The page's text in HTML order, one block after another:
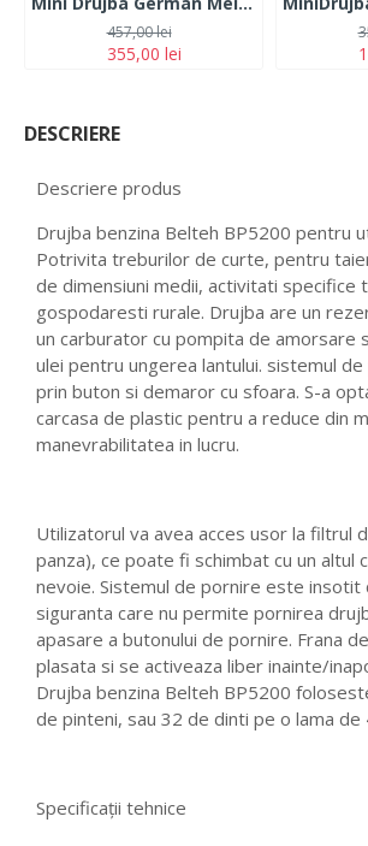
355,00 lei
457,00 lei
DESCRIERE
Descriere produs
Drujba benzina Belteh BP5200 pentru
Potrivita treburilor de curte, pentru
de dimensiuni medii, activitati specifice
gospodaresti rurale. Drujba are un
un carburator cu pompita de amorsare
ulei pentru ungerea lantului. sistemul
prin buton si demaror cu sfoara. S-a
carcasa de plastic pentru a reduce din
manevrabilitatea in lucru.
Utilizatorul va avea acces usor la filtrul
panza), ce poate fi schimbat cu un altul
nevoie. Sistemul de pornire este insotit
siguranta care nu permite pornirea
apasare a butonului de pornire. Frana
plasata si se activeaza liber inainte/
Drujba benzina Belteh BP5200
de pinteni, sau 32 de dinti pe o lama de
Specificații tehnice